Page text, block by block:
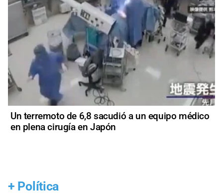
Un terremoto de 6,8 sacudió a un equipo médico
en plena cirugía en Japón
+ Política